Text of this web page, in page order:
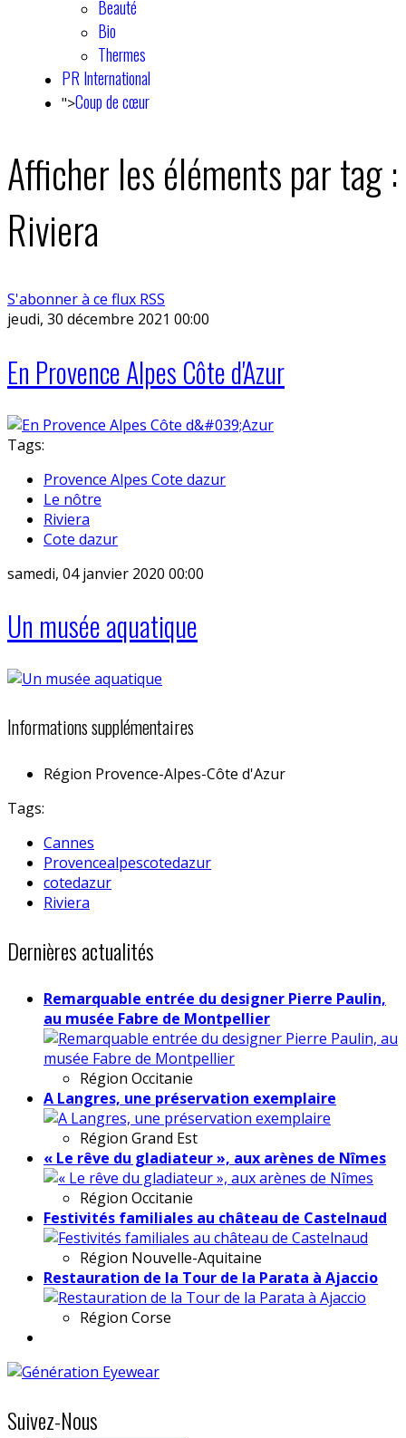
Beauté
Bio
Thermes
PR International
">Coup de cœur
Afficher les éléments par tag :
Riviera
S'abonner à ce flux RSS
jeudi, 30 décembre 2021 00:00
En Provence Alpes Côte d'Azur
Tags:
Provence Alpes Cote dazur
Le nôtre
Riviera
Cote dazur
samedi, 04 janvier 2020 00:00
Un musée aquatique
Informations supplémentaires
Région Provence-Alpes-Côte d'Azur
Tags:
Cannes
Provencealpescotedazur
cotedazur
Riviera
Dernières actualités
Remarquable entrée du designer Pierre Paulin,
au musée Fabre de Montpellier
Région Occitanie
A Langres, une préservation exemplaire
Région Grand Est
« Le rêve du gladiateur », aux arènes de Nîmes
Région Occitanie
Festivités familiales au château de Castelnaud
Région Nouvelle-Aquitaine
Restauration de la Tour de la Parata à Ajaccio
Région Corse
Suivez-Nous